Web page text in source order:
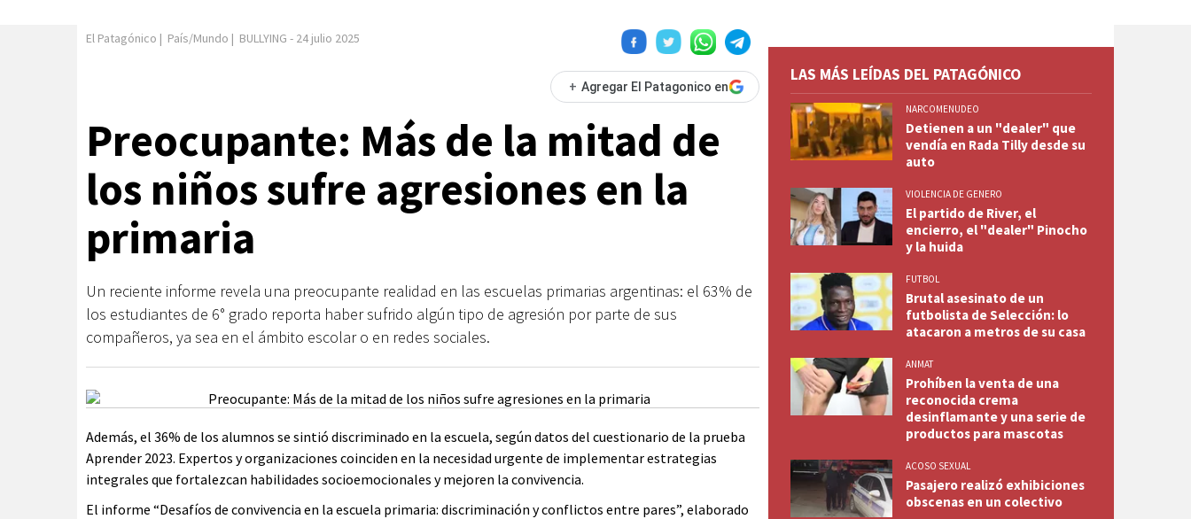
El Patagónico | País/Mundo | BULLYING - 24 julio 2025
+ Agregar El Patagonico en
Preocupante: Más de la mitad de
los niños sufre agresiones en la
primaria
Un reciente informe revela una preocupante realidad en las escuelas primarias argentinas: el 63% de
los estudiantes de 6° grado reporta haber sufrido algún tipo de agresión por parte de sus
compañeros, ya sea en el ámbito escolar o en redes sociales.
Además, el 36% de los alumnos se sintió discriminado en la escuela, según datos del cuestionario de la prueba
Aprender 2023. Expertos y organizaciones coinciden en la necesidad urgente de implementar estrategias
integrales que fortalezcan habilidades socioemocionales y mejoren la convivencia.
El informe “Desafíos de convivencia en la escuela primaria: discriminación y conflictos entre pares”, elaborado
LAS MÁS LEÍDAS DEL PATAGÓNICO
NARCOMENUDEO
Detienen a un "dealer" que
vendía en Rada Tilly desde su
auto
VIOLENCIA DE GENERO
El partido de River, el
encierro, el "dealer" Pinocho
y la huida
FUTBOL
Brutal asesinato de un
futbolista de Selección: lo
atacaron a metros de su casa
ANMAT
Prohíben la venta de una
reconocida crema
desinflamante y una serie de
productos para mascotas
ACOSO SEXUAL
Pasajero realizó exhibiciones
obscenas en un colectivo